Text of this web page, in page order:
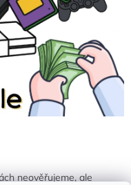
neověřujeme, ale